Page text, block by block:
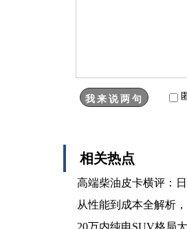
相关热点
高端柴油皮卡横评：
从性能到成本全解析
20万内纯电SUV格局